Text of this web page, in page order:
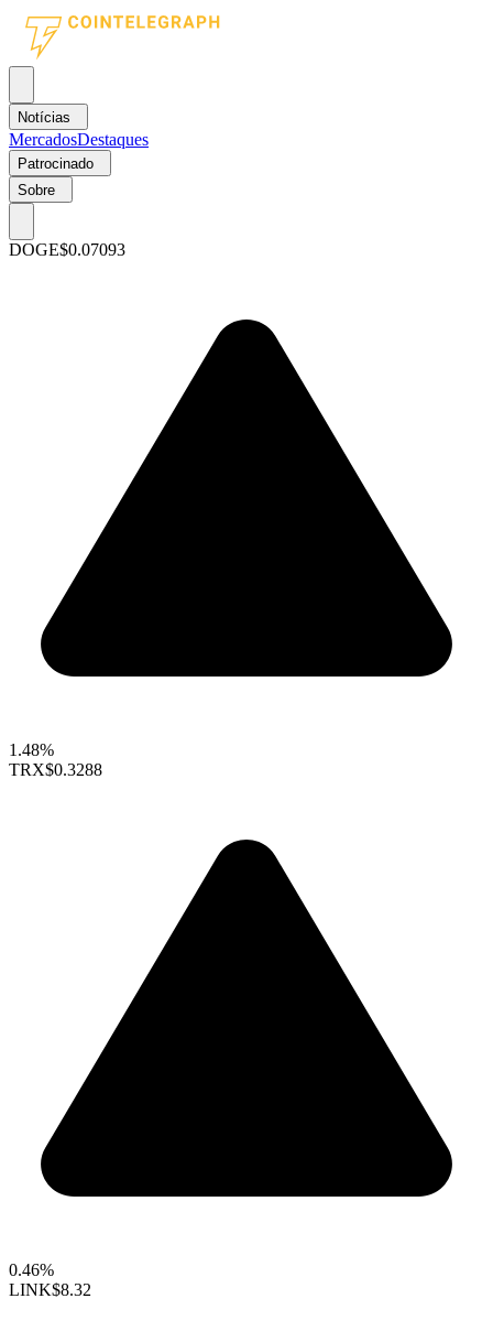
Notícias
MercadosDestaques
Patrocinado
Sobre
DOGE$0.07093
1.48%
TRX$0.3288
0.46%
LINK$8.32